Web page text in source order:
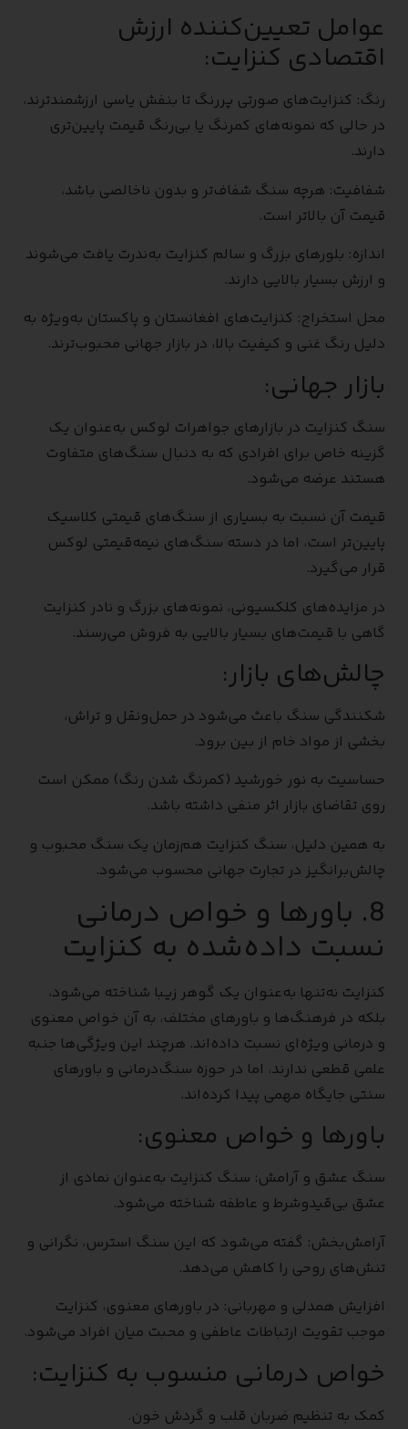
عوامل تعیین‌کننده ارزش
اقتصادی کنزایت:
رنگ: کنزایت‌های صورتی پررنگ تا بنفش یاسی ارزشمندترند،
در حالی که نمونه‌های کمرنگ یا بی‌رنگ قیمت پایین‌تری
دارند.
شفافیت: هرچه سنگ شفاف‌تر و بدون ناخالصی باشد،
قیمت آن بالاتر است.
اندازه: بلورهای بزرگ و سالم کنزایت به‌ندرت یافت می‌شوند
و ارزش بسیار بالایی دارند.
محل استخراج: کنزایت‌های افغانستان و پاکستان به‌ویژه به
دلیل رنگ غنی و کیفیت بالا، در بازار جهانی محبوب‌ترند.
بازار جهانی:
سنگ کنزایت در بازارهای جواهرات لوکس به‌عنوان یک
گزینه خاص برای افرادی که به دنبال سنگ‌های متفاوت
هستند عرضه می‌شود.
قیمت آن نسبت به بسیاری از سنگ‌های قیمتی کلاسیک
پایین‌تر است، اما در دسته سنگ‌های نیمه‌قیمتی لوکس
قرار می‌گیرد.
در مزایده‌های کلکسیونی، نمونه‌های بزرگ و نادر کنزایت
گاهی با قیمت‌های بسیار بالایی به فروش می‌رسند.
چالش‌های بازار:
شکنندگی سنگ باعث می‌شود در حمل‌ونقل و تراش،
بخشی از مواد خام از بین برود.
حساسیت به نور خورشید (کمرنگ شدن رنگ) ممکن است
روی تقاضای بازار اثر منفی داشته باشد.
به همین دلیل، سنگ کنزایت هم‌زمان یک سنگ محبوب و
چالش‌برانگیز در تجارت جهانی محسوب می‌شود.
8. باورها و خواص درمانی
نسبت داده‌شده به کنزایت
کنزایت نه‌تنها به‌عنوان یک گوهر زیبا شناخته می‌شود،
بلکه در فرهنگ‌ها و باورهای مختلف، به آن خواص معنوی
و درمانی ویژه‌ای نسبت داده‌اند. هرچند این ویژگی‌ها جنبه
علمی قطعی ندارند، اما در حوزه سنگ‌درمانی و باورهای
سنتی جایگاه مهمی پیدا کرده‌اند.
باورها و خواص معنوی:
سنگ عشق و آرامش: سنگ کنزایت به‌عنوان نمادی از
عشق بی‌قیدوشرط و عاطفه شناخته می‌شود.
آرامش‌بخش: گفته می‌شود که این سنگ استرس، نگرانی و
تنش‌های روحی را کاهش می‌دهد.
افزایش همدلی و مهربانی: در باورهای معنوی، کنزایت
موجب تقویت ارتباطات عاطفی و محبت میان افراد می‌شود.
خواص درمانی منسوب به کنزایت:
کمک به تنظیم ضربان قلب و گردش خون.